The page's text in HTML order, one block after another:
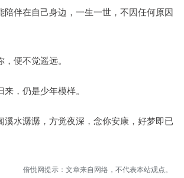
陪伴在自己身边，一生一世，不因任何原因
便不觉遥远。
，仍是少年模样。
溪水潺潺，方觉夜深，念你安康，好梦即已
倍悦网提示：文章来自网络，不代表本站观点。